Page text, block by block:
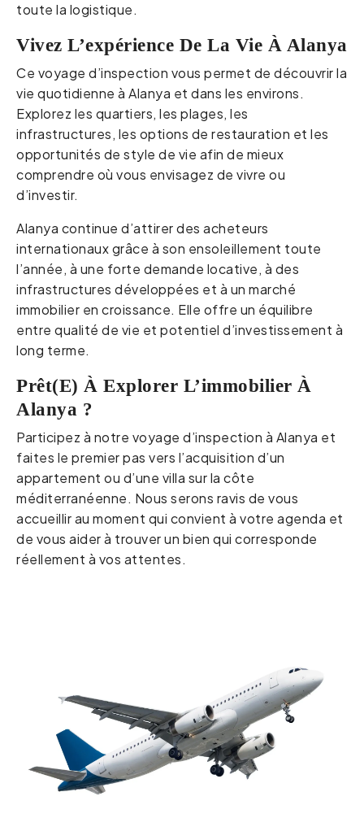
toute la logistique.
Vivez L’expérience De La Vie À Alanya
Ce voyage d’inspection vous permet de découvrir la
vie quotidienne à Alanya et dans les environs.
Explorez les quartiers, les plages, les
infrastructures, les options de restauration et les
opportunités de style de vie afin de mieux
comprendre où vous envisagez de vivre ou
d’investir.
Alanya continue d’attirer des acheteurs
internationaux grâce à son ensoleillement toute
l’année, à une forte demande locative, à des
infrastructures développées et à un marché
immobilier en croissance. Elle offre un équilibre
entre qualité de vie et potentiel d’investissement à
long terme.
Prêt(e) À Explorer L’immobilier À
Alanya ?
Participez à notre voyage d’inspection à Alanya et
faites le premier pas vers l’acquisition d’un
appartement ou d’une villa sur la côte
méditerranéenne. Nous serons ravis de vous
accueillir au moment qui convient à votre agenda et
de vous aider à trouver un bien qui corresponde
réellement à vos attentes.